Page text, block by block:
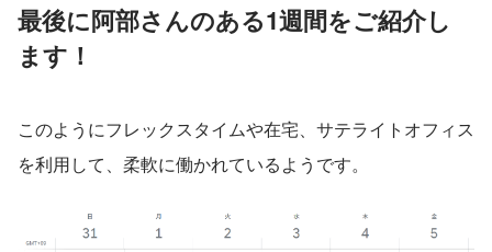
最後に阿部さんのある1週間をご紹介し
ます！
このようにフレックスタイムや在宅、サテライトオフィス
を利用して、柔軟に働かれているようです。